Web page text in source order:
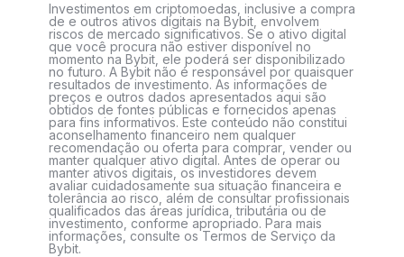
Investimentos em criptomoedas, inclusive a compra
de e outros ativos digitais na Bybit, envolvem
riscos de mercado significativos. Se o ativo digital
que você procura não estiver disponível no
momento na Bybit, ele poderá ser disponibilizado
no futuro. A Bybit não é responsável por quaisquer
resultados de investimento. As informações de
preços e outros dados apresentados aqui são
obtidos de fontes públicas e fornecidos apenas
para fins informativos. Este conteúdo não constitui
aconselhamento financeiro nem qualquer
recomendação ou oferta para comprar, vender ou
manter qualquer ativo digital. Antes de operar ou
manter ativos digitais, os investidores devem
avaliar cuidadosamente sua situação financeira e
tolerância ao risco, além de consultar profissionais
qualificados das áreas jurídica, tributária ou de
investimento, conforme apropriado. Para mais
informações, consulte os Termos de Serviço da
Bybit.